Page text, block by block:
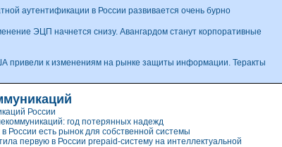
аутентификации в России развивается очень бурно
ЭЦП начнется снизу. Авангардом станут корпоративные
привели к изменениям на рынке защиты информации. Теракты
России
год потерянных надежд
России есть рынок для собственной системы
первую в России prepaid-систему на интеллектуальной